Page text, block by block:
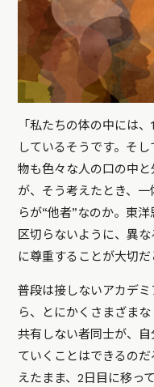
「私たちの体の中には
しているそうです。そ
物も色々な人の口の中
が、そう考えたとき、
らが“他者”なのか。東
区切らないように、異
に尊重することが大切
普段は接しないアカデ
ら、とにかくさまざま
共有しない者同士が、
ていくことはできるの
えたまま、2日目に移って